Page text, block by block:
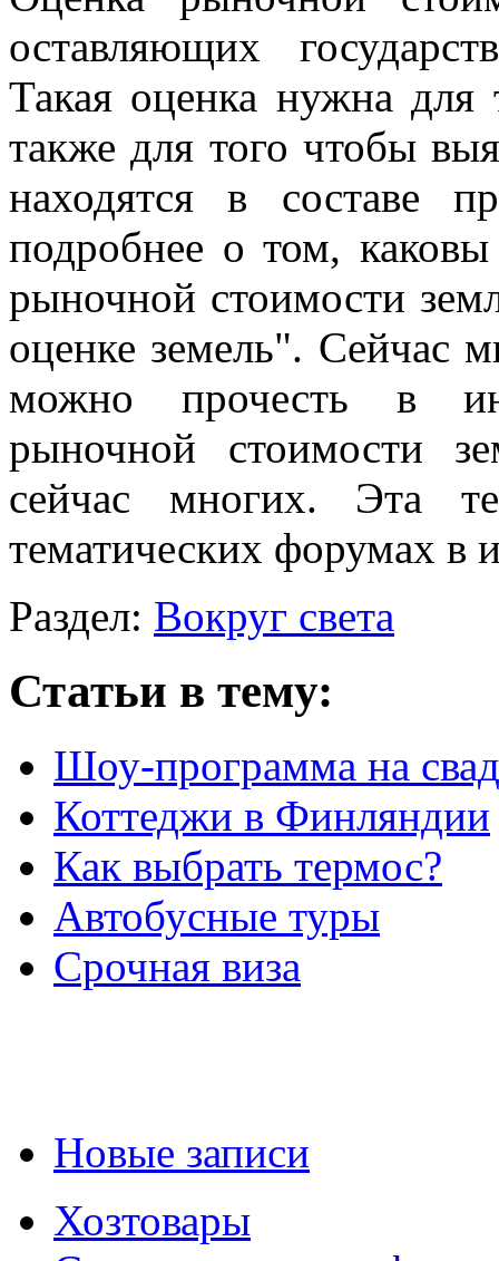
оставляющих
Такая оценка нужна для
также для того чтобы
находятся в составе
подробнее о том,
рыночной стоимости
оценке земель". Сейчас
можно прочесть в
рыночной стоимости
сейчас многих. Эта
тематических форумах в
Раздел: Вокруг света
Статьи в тему:
Шоу-программа на
Коттеджи в Финляндии
Как выбрать термос?
Автобусные туры
Срочная виза
Новые записи
Хозтовары